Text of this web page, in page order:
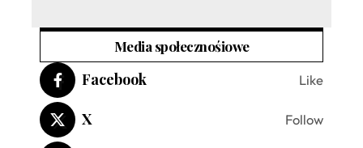
Media społecznośiowe
Facebook Like
X Follow